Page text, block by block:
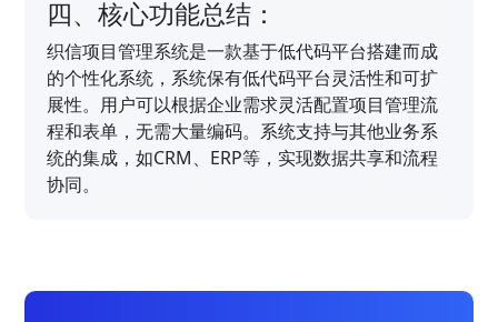
四、核心功能总结：
织信项目管理系统是一款基于低代码平台搭建而成
的个性化系统，系统保有低代码平台灵活性和可扩
展性。用户可以根据企业需求灵活配置项目管理流
程和表单，无需大量编码。系统支持与其他业务系
统的集成，如CRM、ERP等，实现数据共享和流程
协同。